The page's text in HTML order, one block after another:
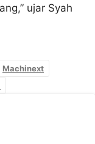
ujar Syah
Machinext